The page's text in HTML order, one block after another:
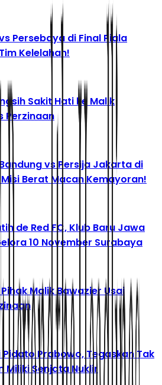
Persebaya di Final Piala
Kelelahan!
Sakit Hati ke Malik
Perzinaan
vs Persija Jakarta di
Berat Macan Kemayoran!
de Red FC, Klub Baru Jawa
10 November Surabaya
Malik Bawazier Usai
Pidato Prabowo, Tegaskan Tak
Miliki Senjata Nuklir